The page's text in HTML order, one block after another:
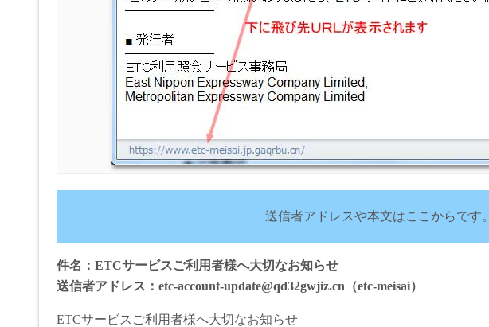
送信者アドレスや本文はここからです。
件名：ETCサービスご利用者様へ大切なお知らせ
送信者アドレス：etc-account-update@qd32gwjiz.cn（etc-meisai）
ETCサービスご利用者様へ大切なお知らせ